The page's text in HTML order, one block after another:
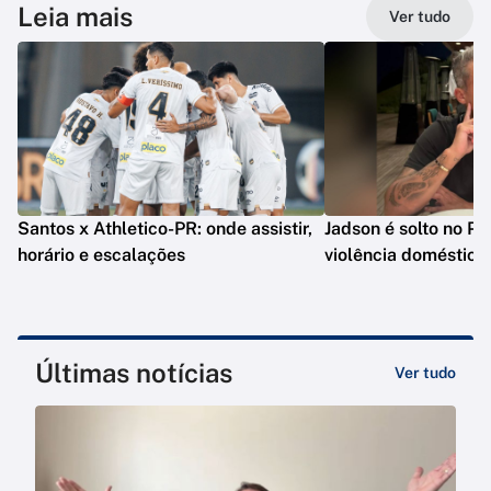
Leia mais Ver tudo
Santos x Athletico-PR: onde assistir,
horário e escalações
Jadson é solto no
violência doméstica
Últimas notícias Ver tudo